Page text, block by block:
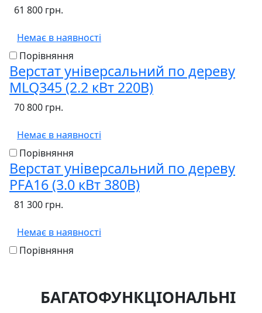
61 800 грн.
Немає в наявності
Порівняння
Верстат універсальний по дереву
MLQ345 (2.2 кВт 220В)
70 800 грн.
Немає в наявності
Порівняння
Верстат універсальний по дереву
PFA16 (3.0 кВт 380В)
81 300 грн.
Немає в наявності
Порівняння
БАГАТОФУНКЦІОНАЛЬНІ